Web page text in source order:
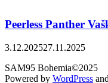
Peerless Panther
3.12.202527.11.2025
SAM95 Bohemia©2025
Powered by WordPress and